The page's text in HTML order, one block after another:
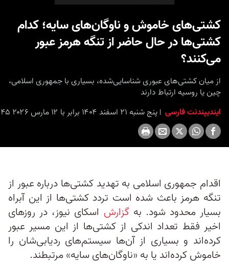
کشتی‌های خاموش و ناوگان‌های سایه؛ کدام
کشتی‌ها در حال حاضر از تنگه هرمز عبور
می‌کنند؟
از میان کشتی‌های عبوری شناسایی‌شده، بسیاری با جمهوری اسلامی،
چین یا روسیه ارتباط دارند
ایندیپندنت فارسی پنج شنبه ۲۱ اسفند ۱۴۰۴ برابر با ۱۲ مارس ۲۰۲۶ ۲۰:۴۵
اقدام جمهوری اسلامی به تهدید کشتی‌ها درباره عبور از
تنگه هرمز باعث شده است تردد کشتی‌ها از این آبراه
بسیار محدود شود. بهگزارش اسکای نیوز، در روزهای
اخیر فقط تعداد اندکی از کشتی‌ها از این مسیر عبور
کرده‌اند و بسیاری از آن‌ها سیستم‌های ردیابی‌شان را
خاموش کرده‌اند یا به «ناوگان‌های سایه» مرتبطند.